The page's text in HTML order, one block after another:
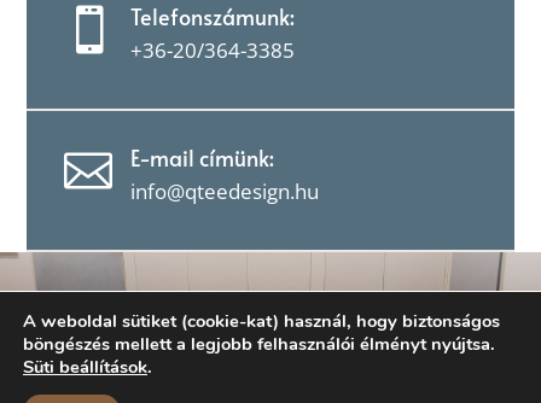
 Telefonszámunk:
+36-20/364-3385
 E-mail címünk:
info@qteedesign.hu
EGYEDI BÚTOR, TESTRE SZABVA,
A weboldal sütiket (cookie-kat) használ, hogy biztonságos
böngészés mellett a legjobb felhasználói élményt nyújtsa.
Süti beállítások.